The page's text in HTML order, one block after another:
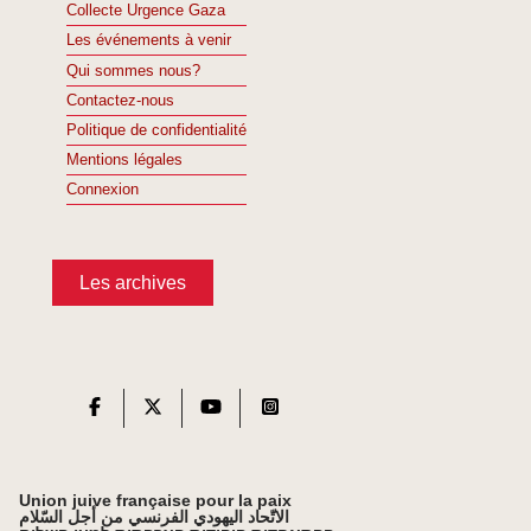
Collecte Urgence Gaza
Les événements à venir
Qui sommes nous?
Contactez-nous
Politique de confidentialité
Mentions légales
Connexion
Les archives
Union juive française pour la paix
الاتّحاد اليهودي الفرنسي من أجل السّلام